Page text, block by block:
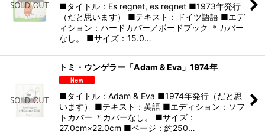
■タイトル：Es regnet, es regnet ■1973年発行
（だと思います） ■テキスト：ドイツ語語 ■エデ
ィション：ハードカバー／ボードブック ＊カバー
なし。 ■サイズ：15.0…
トミ・ウンゲラー「Adam & Eva」1974年
■タイトル：Adam & Eva ■1974年発行（だと思
います） ■テキスト：英語 ■エディション：ソフ
トカバー ＊カバーなし。 ■サイズ：
27.0cm×22.0cm ■ページ：約250…